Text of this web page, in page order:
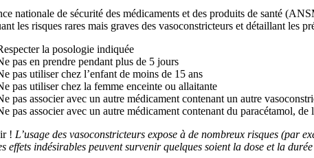
nationale de sécurité des médicaments et des produits de santé
les risques rares mais graves des vasoconstricteurs et détaillant les
la posologie indiquée
pas en prendre pendant plus de 5 jours
pas utiliser chez l’enfant de moins de 15 ans
pas utiliser chez la femme enceinte ou allaitante
pas associer avec un autre médicament contenant un autre
pas associer avec un autre médicament contenant du paracétamol,
! L’usage des vasoconstricteurs expose à de nombreux risques (par
effets indésirables peuvent survenir quelques soient la dose et la